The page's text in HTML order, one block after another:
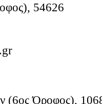
54626
(6ος Όροφος),